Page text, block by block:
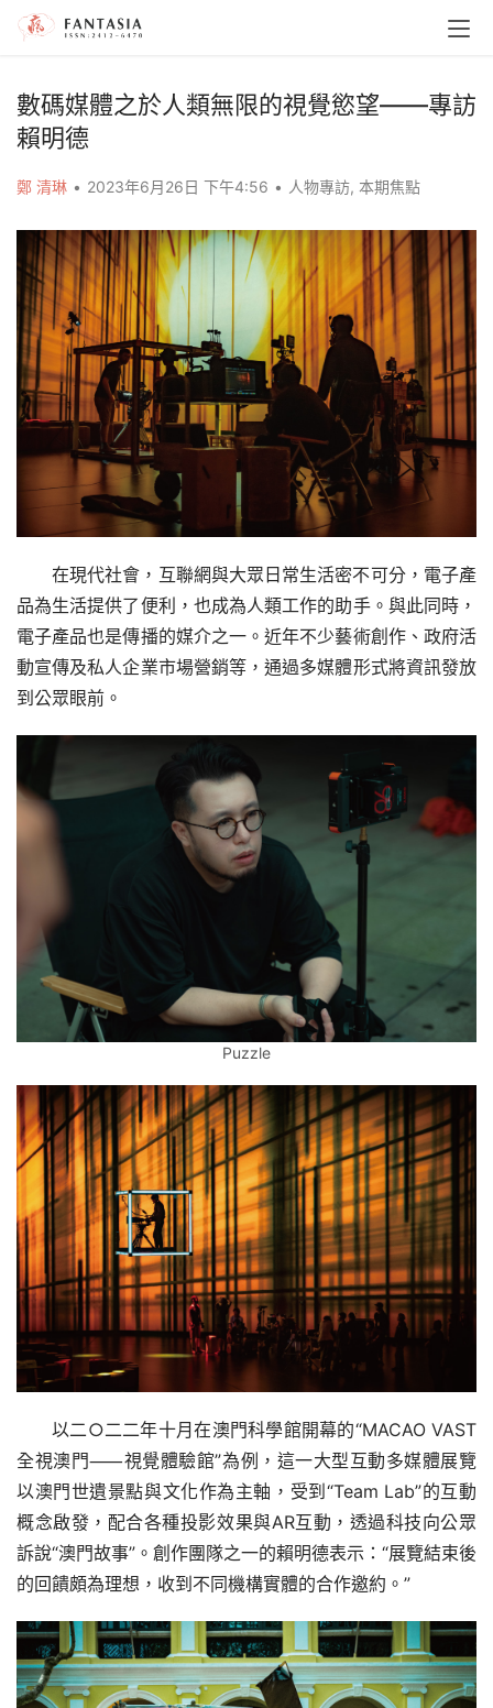
數碼媒體之於人類無限的視覺慾望——專訪
賴明德
鄭 清琳 • 2023年6月26日 下午4:56 • 人物專訪, 本期焦點
在現代社會，互聯網與大眾日常生活密不可分，電子產
品為生活提供了便利，也成為人類工作的助手。與此同時，
電子產品也是傳播的媒介之一。近年不少藝術創作、政府活
動宣傳及私人企業市場營銷等，通過多媒體形式將資訊發放
到公眾眼前。
Puzzle
以二○二二年十月在澳門科學館開幕的“MACAO VAST
全視澳門⸺視覺體驗館”為例，這一大型互動多媒體展覽
以澳門世遺景點與文化作為主軸，受到“Team Lab”的互動
概念啟發，配合各種投影效果與AR互動，透過科技向公眾
訴說“澳門故事”。創作團隊之一的賴明德表示：“展覽結束後
的回饋頗為理想，收到不同機構實體的合作邀約。”